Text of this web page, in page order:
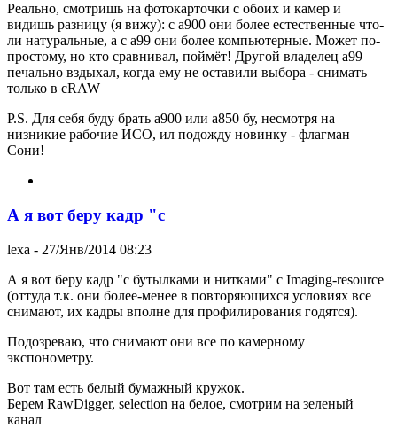
Реально, смотришь на фотокарточки с обоих и камер и
видишь разницу (я вижу): с a900 они более естественные что-
ли натуральные, а с a99 они более компьютерные. Может по-
простому, но кто сравнивал, поймёт! Другой владелец a99
печально вздыхал, когда ему не оставили выбора - снимать
только в cRAW
P.S. Для себя буду брать a900 или a850 бу, несмотря на
низникие рабочие ИСО, ил подожду новинку - флагман
Сони!
А я вот беру кадр "с
lexa - 27/Янв/2014 08:23
А я вот беру кадр "с бутылками и нитками" с Imaging-resource
(оттуда т.к. они более-менее в повторяющихся условиях все
снимают, их кадры вполне для профилирования годятся).
Подозреваю, что снимают они все по камерному
экспонометру.
Вот там есть белый бумажный кружок.
Берем RawDigger, selection на белое, смотрим на зеленый
канал